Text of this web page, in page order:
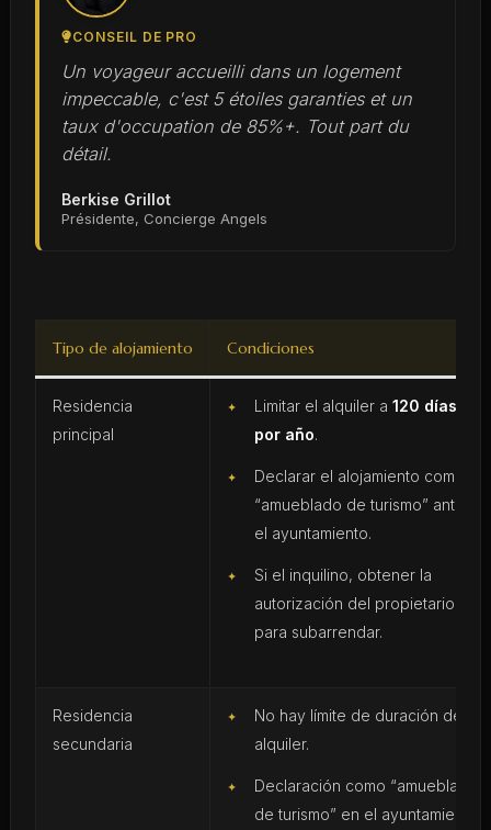
CONSEIL DE PRO
Un voyageur accueilli dans un logement
impeccable, c'est 5 étoiles garanties et un
taux d'occupation de 85%+. Tout part du
détail.
Berkise Grillot
Présidente, Concierge Angels
Tipo de alojamiento Condiciones
Residencia
principal
Limitar el alquiler a 120 días
por año.
Declarar el alojamiento como
“amueblado de turismo” ante
el ayuntamiento.
Si el inquilino, obtener la
autorización del propietario
para subarrendar.
Residencia
secundaria
No hay límite de duración de
alquiler.
Declaración como “amueblado
de turismo” en el ayuntamiento.